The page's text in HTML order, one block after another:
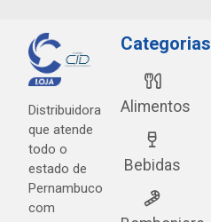
Distribuidora
que atende
todo o
estado de
Pernambuco
com
Categorias
Alimentos
Bebidas